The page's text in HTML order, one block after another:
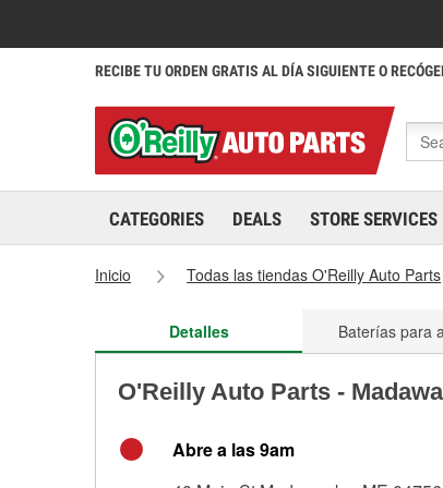
RECIBE TU ORDEN GRATIS AL DÍA SIGUIENTE O
CATEGORIES DEALS STORE SERVICES
Inicio Todas las tiendas O'Reilly Auto Parts
Detalles Baterías para
O'Reilly Auto Parts -
Abre a las 9am